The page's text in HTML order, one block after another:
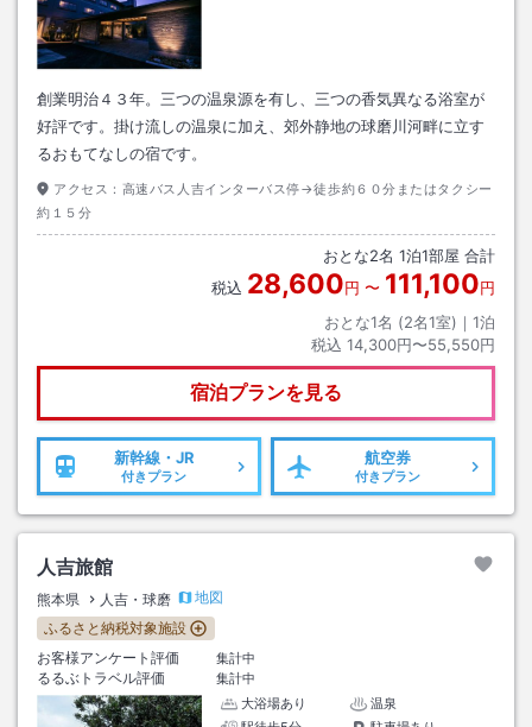
創業明治４３年。三つの温泉源を有し、三つの香気異なる浴室が
好評です。掛け流しの温泉に加え、郊外静地の球磨川河畔に立す
るおもてなしの宿です。
アクセス： 高速バス人吉インターバス停→徒歩約６０分またはタクシー
約１５分
おとな2名 1泊1部屋 合計
税込 28,600円 〜 111,100円
おとな1名 (2名1室)｜ 1泊
税込 14,300円〜55,550円
宿泊プランを見る
新幹線・JR
付きプラン
航空券
付きプラン
人吉旅館
熊本県 人吉・球磨
地図
ふるさと納税対象施設
お客様アンケート評価
集計中
るるぶトラベル評価
集計中
大浴場あり
温泉